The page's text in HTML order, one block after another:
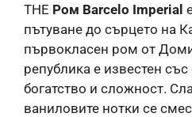
THE Ром Barcelo Imperial
пътуване до сърцето на
първокласен ром от
република е известен
богатство и сложност.
ваниловите нотки се